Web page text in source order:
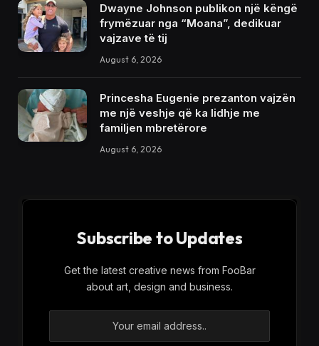
Dwayne Johnson publikon një këngë
frymëzuar nga “Moana”, dedikuar
vajzave të tij
August 6, 2026
Princesha Eugenie prezanton vajzën
me një veshje që ka lidhje me
familjen mbretërore
August 6, 2026
Subscribe to Updates
Get the latest creative news from FooBar
about art, design and business.